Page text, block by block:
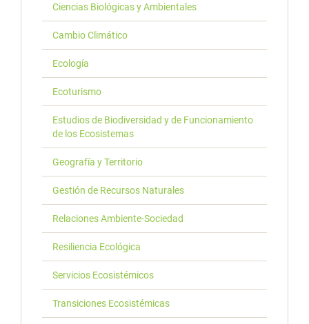
Ciencias Biológicas y Ambientales
Cambio Climático
Ecología
Ecoturismo
Estudios de Biodiversidad y de Funcionamiento
de los Ecosistemas
Geografía y Territorio
Gestión de Recursos Naturales
Relaciones Ambiente-Sociedad
Resiliencia Ecológica
Servicios Ecosistémicos
Transiciones Ecosistémicas